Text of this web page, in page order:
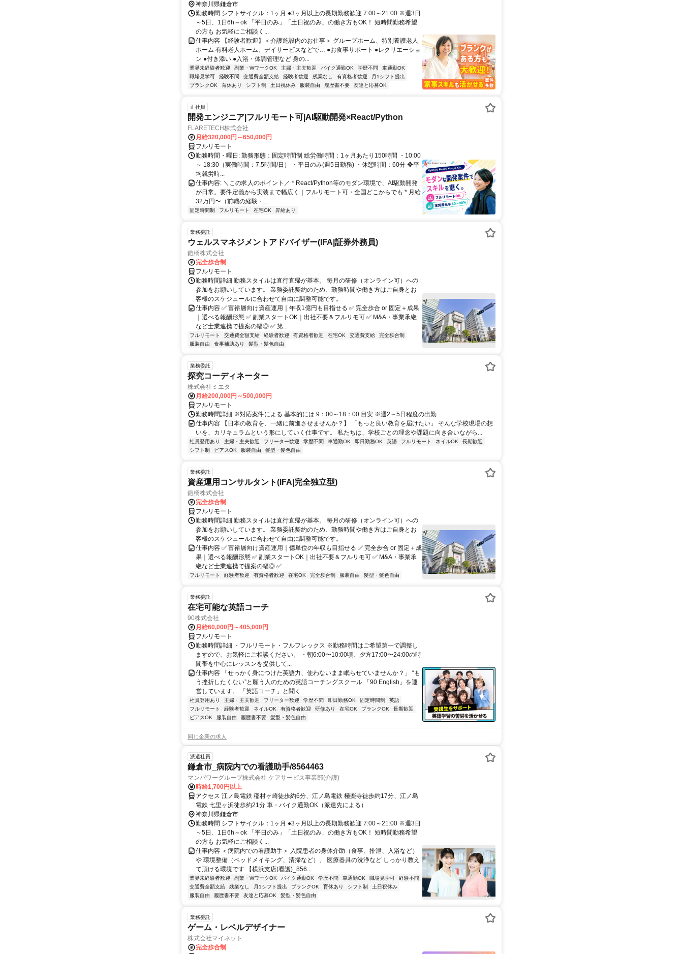
神奈川県鎌倉市
勤務時間 シフトサイクル：1ヶ月 ●3ヶ月以上の長期勤務歓迎 7:00～21:00 ※週3日
～5日、1日6h～ok 「平日のみ」「土日祝のみ」の働き方もOK！ 短時間勤務希望
の方も お気軽にご相談く...
仕事内容 【経験者歓迎】＜介護施設内のお仕事＞ グループホーム、特別養護老人
ホーム 有料老人ホーム、デイサービスなどで… ●お食事サポート ●レクリエーショ
ン ●付き添い ●入浴・体調管理など 身の...
業界未経験者歓迎 副業・WワークOK 主婦・主夫歓迎 バイク通勤OK 学歴不問
車通勤OK
職場見学可
経験不問 交通費全額支給 経験者歓迎 残業なし 有資格者歓迎
月1シフト提出
ブランクOK
育休あり シフト制 土日祝休み 服装自由 履歴書不要 友達と応募OK
正社員
開発エンジニア|フルリモート可|AI駆動開発×React/Python
FLARETECH株式会社
月給320,000円～650,000円
フルリモート
勤務時間・曜日: 勤務形態：固定時間制 総労働時間：1ヶ月あたり150時間 ・10:00
～ 18:30（実働時間：7.5時間/日） ・平日のみ(週5日勤務) ・休憩時間：60分 ❖平
均就労時...
仕事内容: ＼この求人のポイント／ * React/Python等のモダン環境で、AI駆動開発
が日常。要件定義から実装まで幅広く｜フルリモート可・全国どこからでも * 月給
32万円〜（前職の経験・...
固定時間制 フルリモート 在宅OK 昇給あり
業務委託
ウェルスマネジメントアドバイザー(IFA|証券外務員)
鎧橋株式会社
完全歩合制
フルリモート
勤務時間詳細 勤務スタイルは直行直帰が基本。 毎月の研修（オンライン可）への
参加をお願いしています。 業務委託契約のため、勤務時間や働き方はご自身とお
客様のスケジュールに合わせて自由に調整可能です。
仕事内容 ✅ 富裕層向け資産運用｜年収1億円も目指せる ✅ 完全歩合 or 固定＋成果
｜選べる報酬形態 ✅ 副業スタートOK｜出社不要＆フルリモ可 ✅ M&A・事業承継
など士業連携で提案の幅◎ ✅ 第...
フルリモート 交通費全額支給 経験者歓迎 有資格者歓迎 在宅OK 交通費支給
完全歩合制
服装自由
食事補助あり 髪型・髪色自由
業務委託
探究コーディネーター
株式会社ミエタ
月給200,000円～500,000円
フルリモート
勤務時間詳細 ※対応案件による 基本的には 9：00～18：00 目安 ※週2～5日程度の出勤
仕事内容 【日本の教育を、一緒に前進させませんか？】 「もっと良い教育を届けたい」 そんな学校現場の想
いを、カリキュラムという形にしていく仕事です。 私たちは、学校ごとの理念や課題に向き合いながら...
社員登用あり 主婦・主夫歓迎 フリーター歓迎 学歴不問 車通勤OK 即日勤務OK 英語 フルリモート ネイルOK
長期歓迎
シフト制
ピアスOK 服装自由 髪型・髪色自由
業務委託
資産運用コンサルタント(IFA|完全独立型)
鎧橋株式会社
完全歩合制
フルリモート
勤務時間詳細 勤務スタイルは直行直帰が基本。 毎月の研修（オンライン可）への
参加をお願いしています。 業務委託契約のため、勤務時間や働き方はご自身とお
客様のスケジュールに合わせて自由に調整可能です。
仕事内容 ✅ 富裕層向け資産運用｜億単位の年収も目指せる ✅ 完全歩合 or 固定＋成
果｜選べる報酬形態 ✅ 副業スタートOK｜出社不要＆フルリモ可 ✅ M&A・事業承
継など士業連携で提案の幅◎ ✅ ...
フルリモート 経験者歓迎 有資格者歓迎 在宅OK 完全歩合制 服装自由 髪型・髪色自由
業務委託
在宅可能な英語コーチ
90株式会社
月給60,000円～405,000円
フルリモート
勤務時間詳細 ・フルリモート・フルフレックス ※勤務時間はご希望第一で調整し
ますので、お気軽にご相談ください。 ・朝6:00〜10:00頃、夕方17:00〜24:00の時
間帯を中心にレッスンを提供して...
仕事内容 「せっかく身につけた英語力、使わないまま眠らせていませんか？」 “も
う挫折したくない”と願う人のための英語コーチングスクール 「90 English」を運
営しています。 「英語コーチ」と聞く...
社員登用あり 主婦・主夫歓迎 フリーター歓迎 学歴不問 即日勤務OK 固定時間制
英語
フルリモート
経験者歓迎 ネイルOK 有資格者歓迎 研修あり 在宅OK ブランクOK
長期歓迎
ピアスOK
服装自由 履歴書不要 髪型・髪色自由
同じ企業の求人
派遣社員
鎌倉市_病院内での看護助手/8564463
マンパワーグループ株式会社 ケアサービス事業部(介護)
時給1,700円以上
アクセス 江ノ島電鉄 稲村ヶ崎徒歩約6分、江ノ島電鉄 極楽寺徒歩約17分、江ノ島
電鉄 七里ヶ浜徒歩約21分 車・バイク通勤OK（派遣先による）
神奈川県鎌倉市
勤務時間 シフトサイクル：1ヶ月 ●3ヶ月以上の長期勤務歓迎 7:00～21:00 ※週3日
～5日、1日6h～ok 「平日のみ」「土日祝のみ」の働き方もOK！ 短時間勤務希望
の方も お気軽にご相談く...
仕事内容 ＜病院内での看護助手＞ 入院患者の身体介助（食事、排泄、入浴など）
や 環境整備（ベッドメイキング、清掃など）、 医療器具の洗浄など しっかり教え
て頂ける環境です 【横浜支店(看護)_856...
業界未経験者歓迎 副業・WワークOK バイク通勤OK 学歴不問 車通勤OK 職場見学可
経験不問
交通費全額支給
残業なし 月1シフト提出 ブランクOK 育休あり シフト制
土日祝休み
服装自由
履歴書不要 友達と応募OK 髪型・髪色自由
業務委託
ゲーム・レベルデザイナー
株式会社マイネット
完全歩合制